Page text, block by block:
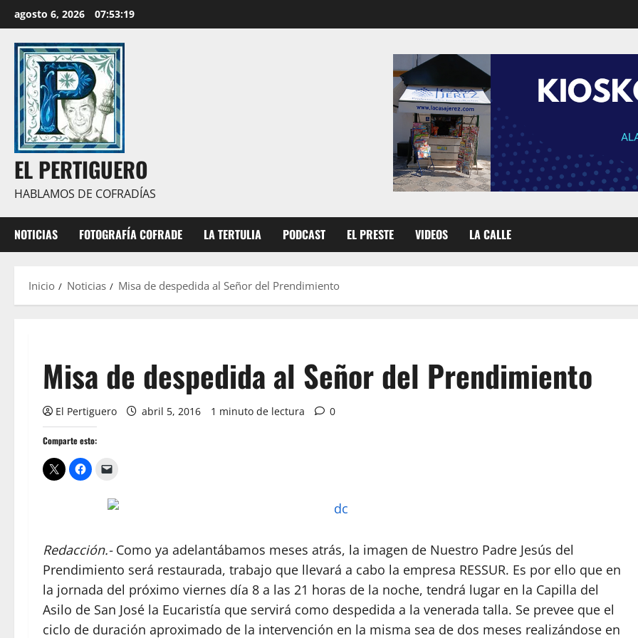
al
contenido
agosto 6, 2026 07:53:20
EL PERTIGUERO
HABLAMOS DE COFRADÍAS
NOTICIAS FOTOGRAFÍA COFRADE LA TERTULIA PODCAST EL PRESTE VIDEOS LA CALLE
Inicio Noticias Misa de despedida al Señor del Prendimiento
Misa de despedida al Señor del Prendimiento
El Pertiguero abril 5, 2016 1 minuto de lectura 0
Comparte esto:
Redacción.-Como ya adelantábamos meses atrás, la imagen de Nuestro Padre Jesús del
Prendimiento será restaurada, trabajo que llevará a cabo la empresa RESSUR. Es por ello que en
la jornada del próximo viernes día 8 a las 21 horas de la noche, tendrá lugar en la Capilla del
Asilo de San José la Eucaristía que servirá como despedida a la venerada talla. Se prevee que el
ciclo de duración aproximado de la intervención en la misma sea de dos meses realizándose en